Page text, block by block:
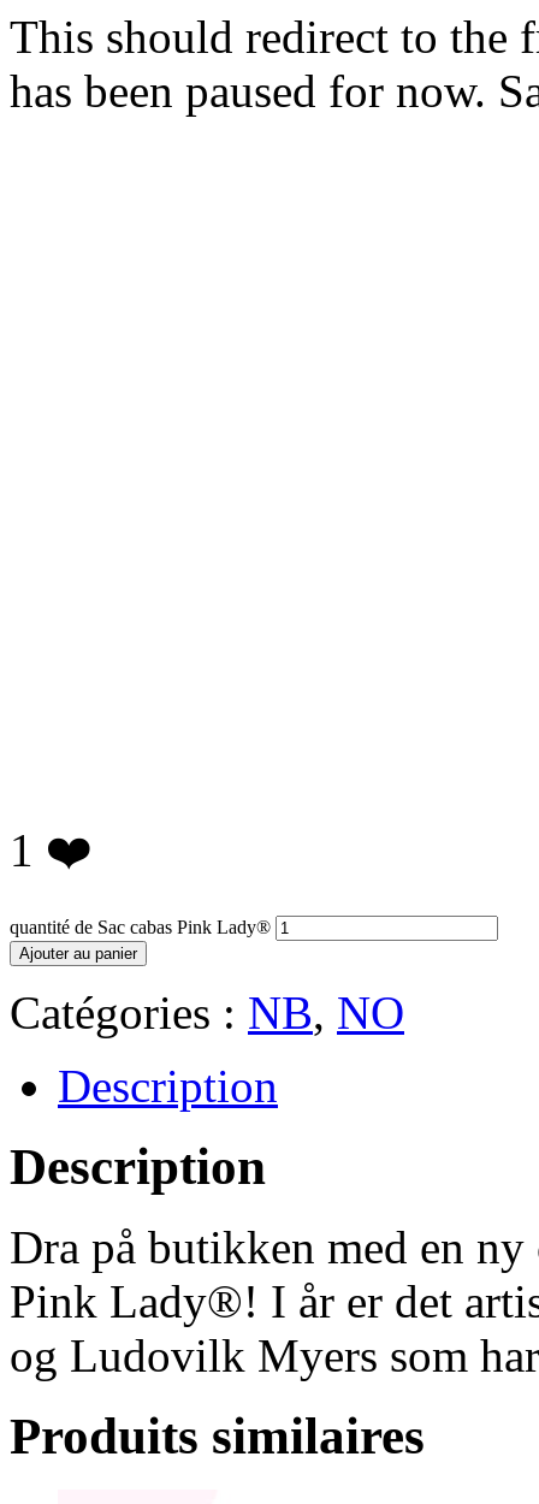
This should redirect to the
has been paused for now.
1 ❤️
quantité de Sac cabas Pink Lady®
Ajouter au panier
Catégories : NB, NO
Description
Description
Dra på butikken med en
Pink Lady®! I år er det
og Ludovilk Myers som
Produits similaires